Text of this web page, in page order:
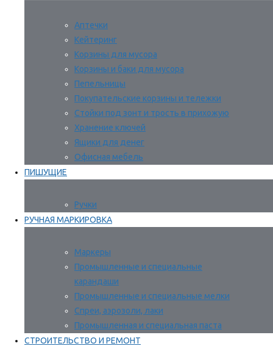
Аптечки
Кейтеринг
Корзины для мусора
Корзины и баки для мусора
Пепельницы
Покупательские корзины и тележки
Стойки под зонт и трость в прихожую
Хранение ключей
Ящики для денег
Офисная мебель
ПИШУЩИЕ
Ручки
РУЧНАЯ МАРКИРОВКА
Маркеры
Промышленные и специальные
карандаши
Промышленные и специальные мелки
Спреи, аэрозоли, лаки
Промышленная и специальная паста
СТРОИТЕЛЬСТВО И РЕМОНТ